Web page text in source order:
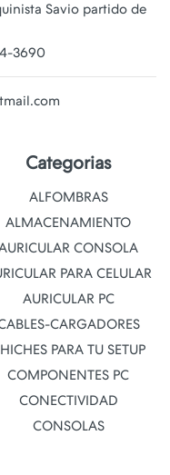
Savio partido de
3690
Categorias
ALFOMBRAS
ALMACENAMIENTO
CONSOLA
PARA CELULAR
AURICULAR PC
CARGADORES
PARA TU SETUP
COMPONENTES PC
CONECTIVIDAD
CONSOLAS